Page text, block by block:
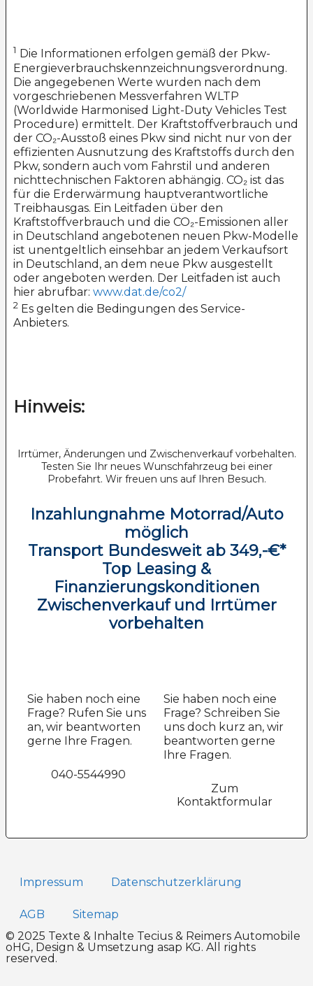
1 Die Informationen erfolgen gemäß der Pkw-
Energieverbrauchskennzeichnungsverordnung.
Die angegebenen Werte wurden nach dem
vorgeschriebenen Messverfahren WLTP
(Worldwide Harmonised Light-Duty Vehicles Test
Procedure) ermittelt. Der Kraftstoffverbrauch und
der CO₂-Ausstoß eines Pkw sind nicht nur von der
effizienten Ausnutzung des Kraftstoffs durch den
Pkw, sondern auch vom Fahrstil und anderen
nichttechnischen Faktoren abhängig. CO₂ ist das
für die Erderwärmung hauptverantwortliche
Treibhausgas. Ein Leitfaden über den
Kraftstoffverbrauch und die CO₂-Emissionen aller
in Deutschland angebotenen neuen Pkw-Modelle
ist unentgeltlich einsehbar an jedem Verkaufsort
in Deutschland, an dem neue Pkw ausgestellt
oder angeboten werden. Der Leitfaden ist auch
hier abrufbar: www.dat.de/co2/
2 Es gelten die Bedingungen des Service-
Anbieters.
Hinweis:
Irrtümer, Änderungen und Zwischenverkauf vorbehalten.
Testen Sie Ihr neues Wunschfahrzeug bei einer
Probefahrt. Wir freuen uns auf Ihren Besuch.
Inzahlungnahme Motorrad/Auto
möglich
Transport Bundesweit ab 349,-€*
Top Leasing &
Finanzierungskonditionen
Zwischenverkauf und Irrtümer
vorbehalten
Sie haben noch eine
Frage? Rufen Sie uns
an, wir beantworten
gerne Ihre Fragen.
040-5544990
Sie haben noch eine
Frage? Schreiben Sie
uns doch kurz an, wir
beantworten gerne
Ihre Fragen.
Zum
Kontaktformular
Impressum Datenschutz­erklärung
AGB
Sitemap
© 2025 Texte & Inhalte Tecius & Reimers Automobile
oHG, Design & Umsetzung asap KG. All rights
reserved.